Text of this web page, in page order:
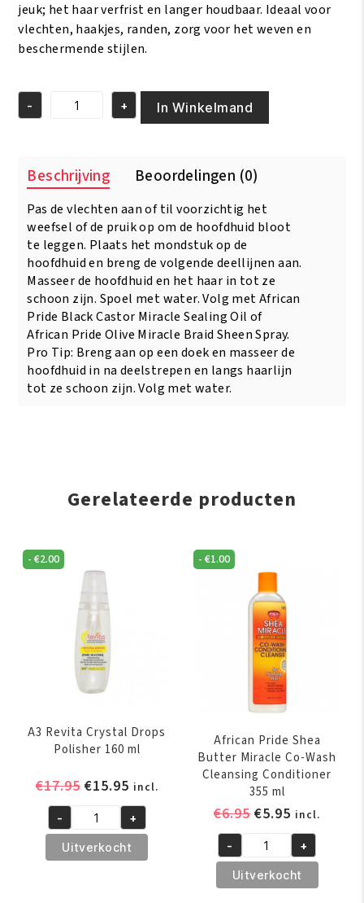
jeuk; het haar verfrist en langer houdbaar. Ideaal voor
vlechten, haakjes, randen, zorg voor het weven en
beschermende stijlen.
African
Miracle
Braid
Scalp
Cleansing
Rinse
355ml
aantal
- + In Winkelmand
Beschrijving Beoordelingen (0)
Pas de vlechten aan of til voorzichtig het
weefsel of de pruik op om de hoofdhuid bloot
te leggen. Plaats het mondstuk op de
hoofdhuid en breng de volgende deellijnen aan.
Masseer de hoofdhuid en het haar in tot ze
schoon zijn. Spoel met water. Volg met African
Pride Black Castor Miracle Sealing Oil of
African Pride Olive Miracle Braid Sheen Spray.
Pro Tip: Breng aan op een doek en masseer de
hoofdhuid in na deelstrepen en langs haarlijn
tot ze schoon zijn. Volg met water.
Gerelateerde producten
-€2.00
A3 Revita Crystal Drops
Polisher 160 ml
€17.95 Oorspronkelijke
was:
€17.95.
€15.95Huidige
prijs
is:
€15.95.
incl.
A3
Revita
Crystal
- +
Uitverkocht
-€1.00
African Pride Shea
Butter Miracle Co-Wash
Cleansing Conditioner
355 ml
€6.95
was:
€6.95.
€5.95 Huidige
prijs
is:
€5.95.
incl.
African
Pride
Shea
- +
Uitverkocht